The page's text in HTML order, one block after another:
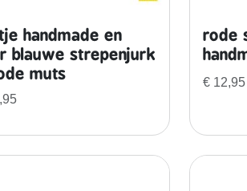
handmade en
blauwe strepenjurk
muts
rode
€12,95